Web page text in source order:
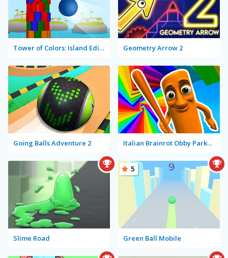
Tower of Colors: Island Edition Geometry Arrow 2
Going Balls Adventure 2 Italian Brainrot Obby Parkour
Slime Road Green Ball Mobile
5